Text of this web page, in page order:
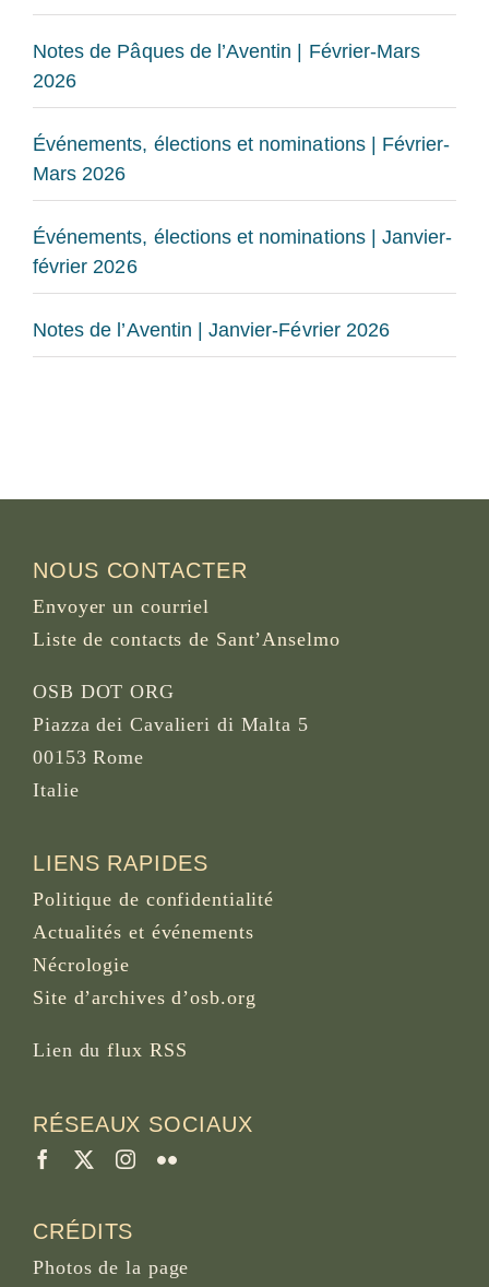
Notes de Pâques de l’Aventin | Février-Mars
2026
Événements, élections et nominations | Février-
Mars 2026
Événements, élections et nominations | Janvier-
février 2026
Notes de l’Aventin | Janvier-Février 2026
NOUS CONTACTER
Envoyer un courriel
Liste de contacts de Sant’Anselmo
OSB DOT ORG
Piazza dei Cavalieri di Malta 5
00153 Rome
Italie
LIENS RAPIDES
Politique de confidentialité
Actualités et événements
Nécrologie
Site d’archives d’osb.org
Lien duflux RSS
RÉSEAUX SOCIAUX
CRÉDITS
Photos de la page